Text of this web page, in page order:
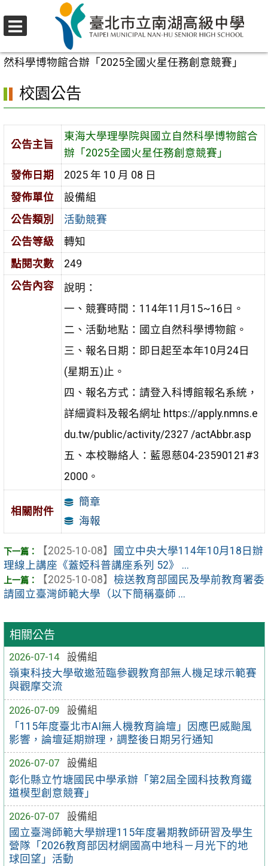
至
要
區
校園公告
然科學博物館合辦「2025全國火星任務創意競賽」
相關公告
2026-07-14
設備組
嶺東科技大學敬邀蒞臨參觀教育部無人機足球示範賽
與觀摩交流
2026-07-09
設備組
「115年度臺北市AI無人機教育論壇」因應巴威颱風
影響，論壇延期辦理，調整後日期另行通知
2026-07-07
設備組
彰化縣立竹塘國民中學承辦「第2屆全國科技教育鐵
道模型創意競賽」
2026-07-07
設備組
國立臺灣師範大學辦理115年度暑期教師研習及學生
營隊「2026教育部因材網國高中地科－月光下的地
球回望」活動
校園公告
公告主旨
東海大學理學院與國立自然科學博物館合
辦「2025全國火星任務創意競賽」
發佈日期
2025 年 10 月 08 日
發佈單位
設備組
公告類別
活動競賽
公告等級
轉知
點閱次數
249
公告內容
說明：
一、競賽時間：114年11月15~16日。
二、活動地點：國立自然科學博物館。
三、報名日期：即日起至本年10月24日
(星期五)止。
四、報名方式：請登入科博館報名系統，
詳細資料及報名網址 https://apply.nmns.e
du.tw/public/activity/2327 /actAbbr.asp
五、本校聯絡人：藍恩慈04-23590121#3
2000。
相關附件
簡章
海報
【2025-10-08】
國立中央大學114年10月18日辦
理線上講座《蓋婭科普講座系列 52》 ...
【2025-10-08】 檢送教育部國民及學前教育署委
請國立臺灣師範大學（以下簡稱臺師 ...
選
單